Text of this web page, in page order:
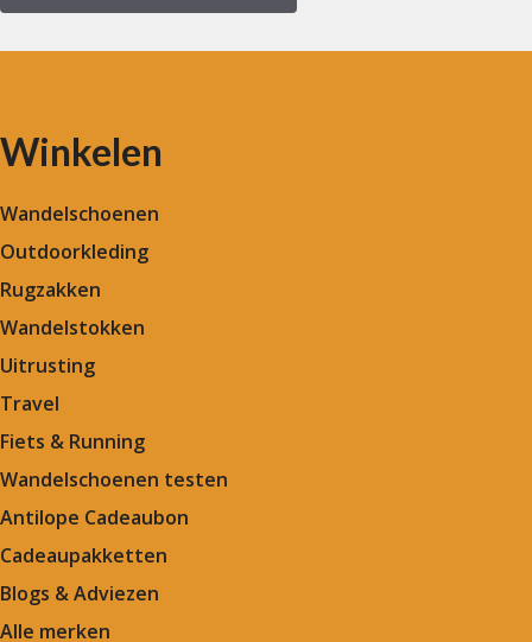
Winkelen
Wandelschoenen
Outdoorkleding
Rugzakken
Wandelstokken
Uitrusting
Travel
Fiets & Running
Wandelschoenen testen
Antilope Cadeaubon
Cadeaupakketten
Blogs & Adviezen
Alle merken